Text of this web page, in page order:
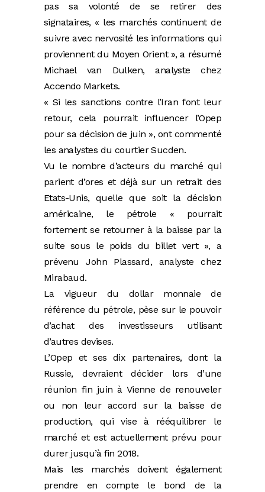
pas sa volonté de se retirer des
signataires, « les marchés continuent de
suivre avec nervosité les informations qui
proviennent du Moyen Orient », a résumé
Michael van Dulken, analyste chez
Accendo Markets.
« Si les sanctions contre l’Iran font leur
retour, cela pourrait influencer l’Opep
pour sa décision de juin », ont commenté
les analystes du courtier Sucden.
Vu le nombre d’acteurs du marché qui
parient d’ores et déjà sur un retrait des
Etats-Unis, quelle que soit la décision
américaine, le pétrole « pourrait
fortement se retourner à la baisse par la
suite sous le poids du billet vert », a
prévenu John Plassard, analyste chez
Mirabaud.
La vigueur du dollar monnaie de
référence du pétrole, pèse sur le pouvoir
d’achat des investisseurs utilisant
d’autres devises.
L’Opep et ses dix partenaires, dont la
Russie, devraient décider lors d’une
réunion fin juin à Vienne de renouveler
ou non leur accord sur la baisse de
production, qui vise à rééquilibrer le
marché et est actuellement prévu pour
durer jusqu’à fin 2018.
Mais les marchés doivent également
prendre en compte le bond de la